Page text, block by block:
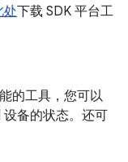
处下载 SDK 平台工
的工具，您可以
备的状态。还可